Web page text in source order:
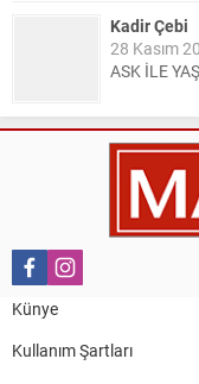
Kadir Çebi
28 Kasım
ASK İLE
Nail Kazanç
10 Mart
HAYDİ
Künye
Kullanım Şartları